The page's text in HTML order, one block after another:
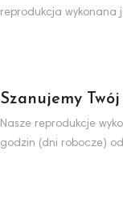
reprodukcja wykonana
Szanujemy Twój
Nasze reprodukcje
godzin (dni robocze)